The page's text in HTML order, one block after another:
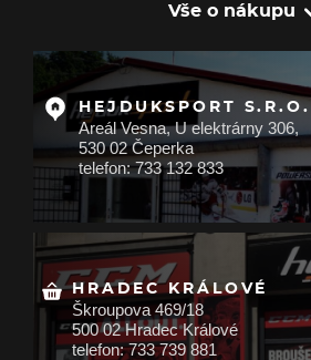
Vše o nákupu
HEJDUKSPORT S.R.O.
Areál Vesna, U elektrárny 306,
530 02 Čeperka
telefon: 733 132 833
HRADEC KRÁLOVÉ
Škroupova 469/18
500 02 Hradec Králové
telefon: 733 739 881